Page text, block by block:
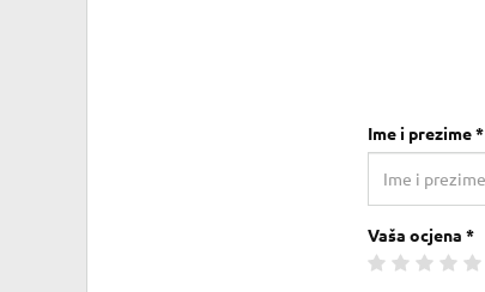
Ime i prezime *
Vaša ocjena *